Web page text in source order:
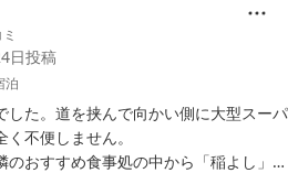
日投稿
泊
した。道を挟んで向かい側に大型スーパ
不便しません。
おすすめ食事処の中から「稲よし」さ